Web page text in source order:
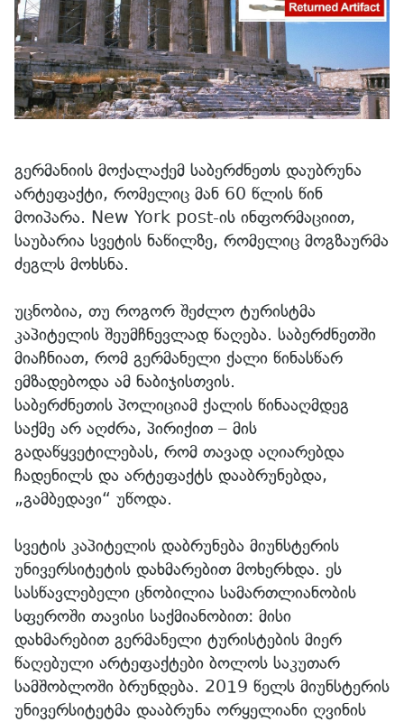
გერმანიის მოქალაქემ საბერძნეთს დაუბრუნა
არტეფაქტი, რომელიც მან 60 წლის წინ
მოიპარა. New York post-ის ინფორმაციით,
საუბარია სვეტის ნაწილზე, რომელიც მოგზაურმა
ძეგლს მოხსნა.
უცნობია, თუ როგორ შეძლო ტურისტმა
კაპიტელის შეუმჩნევლად წაღება. საბერძნეთში
მიაჩნიათ, რომ გერმანელი ქალი წინასწარ
ემზადებოდა ამ ნაბიჯისთვის.
საბერძნეთის პოლიციამ ქალის წინააღმდეგ
საქმე არ აღძრა, პირიქით – მის
გადაწყვეტილებას, რომ თავად აღიარებდა
ჩადენილს და არტეფაქტს დააბრუნებდა,
„გამბედავი“ უწოდა.
სვეტის კაპიტელის დაბრუნება მიუნსტერის
უნივერსიტეტის დახმარებით მოხერხდა. ეს
სასწავლებელი ცნობილია სამართლიანობის
სფეროში თავისი საქმიანობით: მისი
დახმარებით გერმანელი ტურისტების მიერ
წაღებული არტეფაქტები ბოლოს საკუთარ
სამშობლოში ბრუნდება. 2019 წელს მიუნსტერის
უნივერსიტეტმა დააბრუნა ორყელიანი ღვინის